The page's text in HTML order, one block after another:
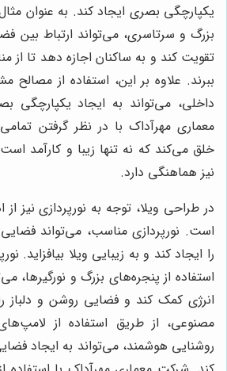
یکپارچگی بصری ایجاد کند. به عنوان
بزرگ و سرتاسری، می‌تواند ارتباط بین
تقویت کند و به ساکنان اجازه دهد تا از
ببرند. علاوه بر این، استفاده از مصالح
داخلی، می‌تواند به ایجاد
معماری مهرآداک با در نظر گرفتن
خلق می‌کند که نه تنها زیبا و کارآمد
نیز هماهنگی دارد.
در طراحی ویلا، توجه به نورپردازی نیز
است. نورپردازی مناسب، می‌تواند
را ایجاد کند و به زیبایی ویلا بیافزاید.
استفاده از پنجره‌های بزرگ و
انرژی کمک کند و فضایی روشن و دلباز
روشنایی هوشمند، می‌تواند به ایجاد